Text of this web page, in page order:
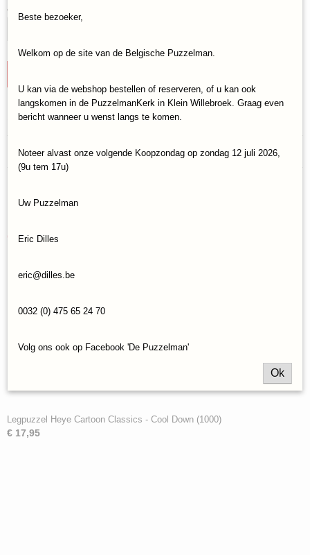
Aantal
Specificaties
Heye-29359
EAN code
Reacties
Ook interessant
Legpuzzel Heye Cartoon Classics - Cool Down (1000)
€ 17,95
Beste bezoeker,
Welkom op de site van de Belgische Puzzelman.
U kan via de webshop bestellen of reserveren, of u kan ook
langskomen in de PuzzelmanKerk in Klein Willebroek. Graag even
bericht wanneer u wenst langs te komen.
Noteer alvast onze volgende Koopzondag op zondag 12 juli 2026,
(9u tem 17u)
Uw Puzzelman
Eric Dilles
eric@dilles.be
0032 (0) 475 65 24 70
Volg ons ook op Facebook 'De Puzzelman'
Ok